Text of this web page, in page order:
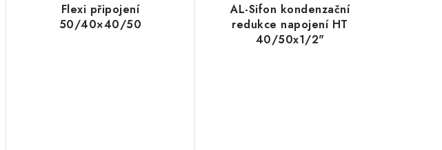
Flexi připojení
50/40×40/50
AL-Sifon kondenzační
redukce napojení HT
40/50x1/2"